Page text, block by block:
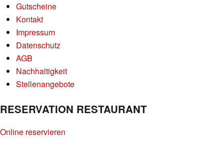
Gutscheine
Kontakt
Impressum
Datenschutz
AGB
Nachhaltigkeit
Stellenangebote
RESERVATION RESTAURANT
Online reservieren